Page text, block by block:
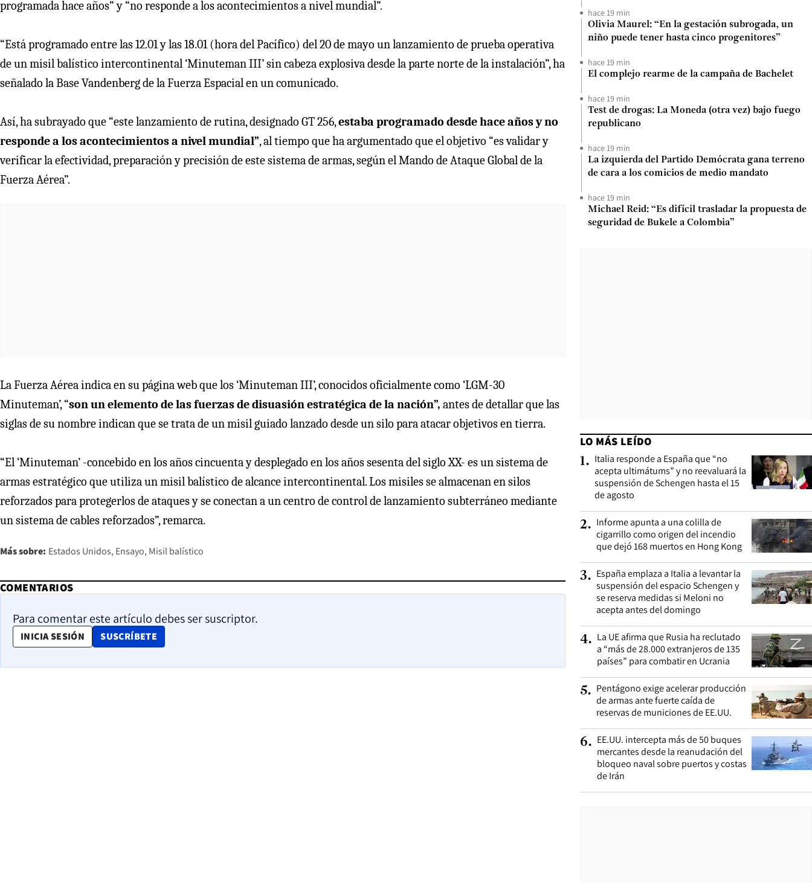
programada hace años” y “no responde a los acontecimientos a nivel mundial”.
“Está programado entre las 12.01 y las 18.01 (hora del Pacífico) del 20 de mayo un lanzamiento de prueba operativa
de un misil balístico intercontinental ‘Minuteman III’ sin cabeza explosiva desde la parte norte de la instalación”, ha
señalado la Base Vandenberg de la Fuerza Espacial en un comunicado.
Así, ha subrayado que “este lanzamiento de rutina, designado GT 256,estaba programado desde hace años y no
responde a los acontecimientos a nivel mundial”, al tiempo que ha argumentado que el objetivo “es validar y
verificar la efectividad, preparación y precisión de este sistema de armas, según el Mando de Ataque Global de la
Fuerza Aérea”.
La Fuerza Aérea indica en su página web que los ‘Minuteman III’, conocidos oficialmente como ‘LGM-30
Minuteman’, “son un elemento de las fuerzas de disuasión estratégica de la nación”, antes de detallar que las
siglas de su nombre indican que se trata de un misil guiado lanzado desde un silo para atacar objetivos en tierra.
“El ‘Minuteman’ -concebido en los años cincuenta y desplegado en los años sesenta del siglo XX- es un sistema de
armas estratégico que utiliza un misil balístico de alcance intercontinental. Los misiles se almacenan en silos
reforzados para protegerlos de ataques y se conectan a un centro de control de lanzamiento subterráneo mediante
un sistema de cables reforzados”, remarca.
Más sobre: Estados Unidos Ensayo Misil balístico
COMENTARIOS
Para comentar este artículo debes ser suscriptor.
INICIA SESIÓN SUSCRÍBETE
OPENS IN NEW WINDOW
hace 19 min
Olivia Maurel: “En la gestación subrogada, un
niño puede tener hasta cinco progenitores”
hace 19 min
El complejo rearme de la campaña de Bachelet
hace 19 min
Test de drogas: La Moneda (otra vez) bajo fuego
republicano
hace 19 min
La izquierda del Partido Demócrata gana terreno
de cara a los comicios de medio mandato
hace 19 min
Michael Reid: “Es difícil trasladar la propuesta de
seguridad de Bukele a Colombia”
LO MÁS LEÍDO
1. Italia responde a España que “no
acepta ultimátums” y no reevaluará la
suspensión de Schengen hasta el 15
de agosto
2. Informe apunta a una colilla de
cigarrillo como origen del incendio
que dejó 168 muertos en Hong Kong
3. España emplaza a Italia a levantar la
suspensión del espacio Schengen y
se reserva medidas si Meloni no
acepta antes del domingo
4. La UE afirma que Rusia ha reclutado
a “más de 28.000 extranjeros de 135
países” para combatir en Ucrania
5. Pentágono exige acelerar producción
de armas ante fuerte caída de
reservas de municiones de EE.UU.
6. EE.UU. intercepta más de 50 buques
mercantes desde la reanudación del
bloqueo naval sobre puertos y costas
de Irán